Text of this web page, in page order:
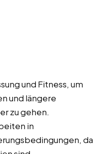
und Fitness, um
und längere
zu gehen.
in
da